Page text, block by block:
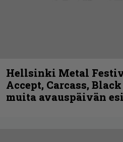
Hellsinki Metal
Accept, Carcass,
muita avauspäivän